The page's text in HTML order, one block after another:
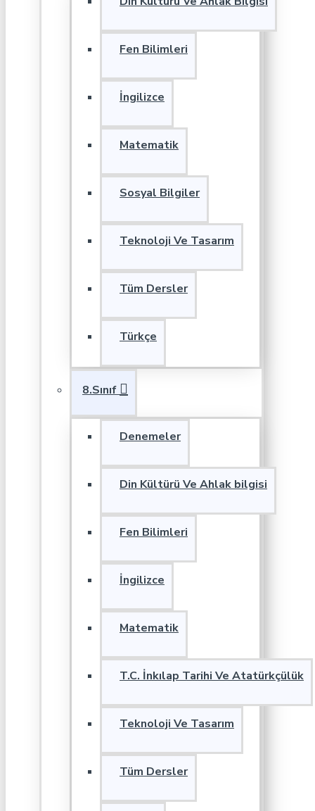
Fen Bilimleri
İngilizce
Matematik
Sosyal Bilgiler
Teknoloji Ve Tasarım
Tüm Dersler
Türkçe
8.Sınıf
Denemeler
Din Kültürü Ve Ahlak bilgisi
Fen Bilimleri
İngilizce
Matematik
T.C. İnkılap Tarihi Ve Atatürkçülük
Teknoloji Ve Tasarım
Tüm Dersler